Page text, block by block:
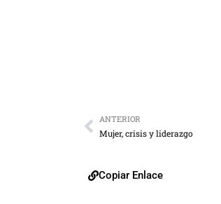
ANTERIOR
Mujer, crisis y liderazgo
Copiar Enlace